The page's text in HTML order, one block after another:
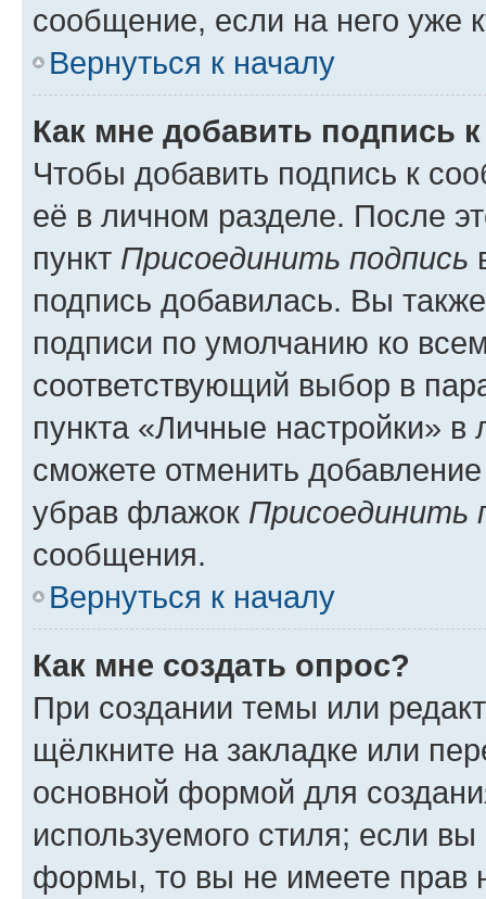
сообщение, если на него уже
Вернуться к началу
Как мне добавить подпись
Чтобы добавить подпись к
её в личном разделе. После
пункт Присоединить подпись
подпись добавилась. Вы
подписи по умолчанию ко
соответствующий выбор в
пункта «Личные настройки»
сможете отменить
убрав флажок Присоединить
сообщения.
Вернуться к началу
Как мне создать опрос?
При создании темы или
щёлкните на закладке или
основной формой для
используемого стиля; если
формы, то вы не имеете прав